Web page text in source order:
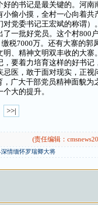
的书记是最关键的。河南
小偷小摸，全村一心向着
党委书记王宏斌的称谓）
一批好党员。这个村800
税7000万。还有大寨的郭
、精神文明双丰收的大寨
要着力培育这样的好书记
医，敢于面对现实，正视
广大干部党员精神面貌为
大的提升。
>>|
(责任编辑：
情缅怀罗瑞卿大将